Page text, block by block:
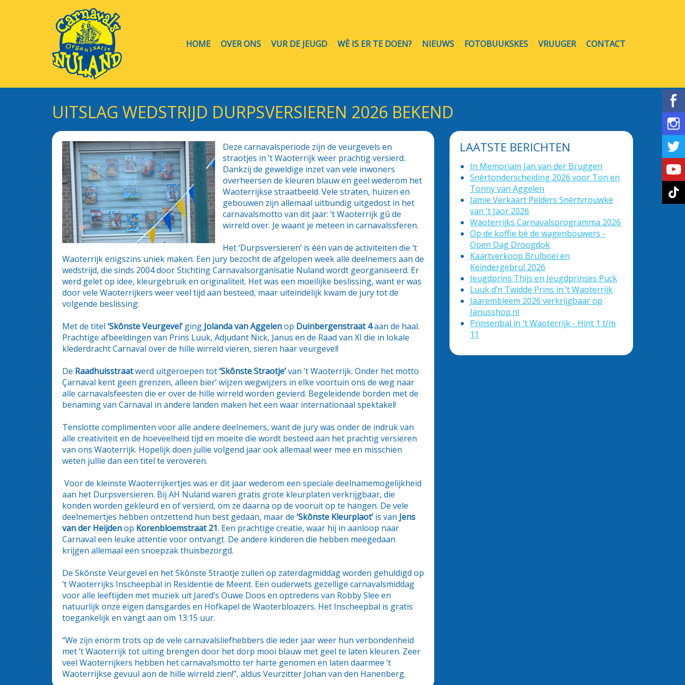
HOME OVER ONS VUR DE JEUGD WÈ IS ER TE DOEN? NIEUWS FOTOBUUKSKES VRUUGER CONTACT
UITSLAG WEDSTRIJD DURPSVERSIEREN 2026 BEKEND
Deze carnavalsperiode zijn de veurgevels en
straotjes in ’t Waoterrijk weer prachtig versierd.
Dankzij de geweldige inzet van vele inwoners
overheersen de kleuren blauw en geel wederom het
Waoterrijkse straatbeeld. Vele straten, huizen en
gebouwen zijn allemaal uitbundig uitgedost in het
carnavalsmotto van dit jaar: ’t Waoterrijk gû de
wirreld over. Je waant je meteen in carnavalssferen.
Het ‘Durpsversieren’ is één van de activiteiten die ‘t
Waoterrijk enigszins uniek maken. Een jury bezocht de afgelopen week alle deelnemers aan de
wedstrijd, die sinds 2004 door Stichting Carnavalsorganisatie Nuland wordt georganiseerd. Er
werd gelet op idee, kleurgebruik en originaliteit. Het was een moeilijke beslissing, want er was
door vele Waoterrijkers weer veel tijd aan besteed, maar uiteindelijk kwam de jury tot de
volgende beslissing:
Met de titel ‘Skônste Veurgevel’ ging Jolanda van Aggelenop Duinbergenstraat 4aan de haal.
Prachtige afbeeldingen van Prins Luuk, Adjudant Nick, Janus en de Raad van XI die in lokale
klederdracht Carnaval over de hille wirreld vieren, sieren haar veurgevel!
De Raadhuisstraatwerd uitgeroepen tot‘Skônste Straotje’van ’t Waoterrijk. Onder het motto
Çarnaval kent geen grenzen, alleen bier’ wijzen wegwijzers in elke voortuin ons de weg naar
alle carnavalsfeesten die er over de hille wirreld worden gevierd. Begeleidende borden met de
benaming van Carnaval in andere landen maken het een waar internationaal spektakel!
Tenslotte complimenten voor alle andere deelnemers, want de jury was onder de indruk van
alle creativiteit en de hoeveelheid tijd en moeite die wordt besteed aan het prachtig versieren
van ons Waoterrijk. Hopelijk doen jullie volgend jaar ook allemaal weer mee en misschien
weten jullie dan een titel te veroveren.
Voor de kleinste Waoterrijkertjes was er dit jaar wederom een speciale deelnamemogelijkheid
aan het Durpsversieren. Bij AH Nuland waren gratis grote kleurplaten verkrijgbaar, die
konden worden gekleurd en of versierd, om ze daarna op de vooruit op te hangen. De vele
deelnemertjes hebben ontzettend hun best gedaan, maar de ‘Skônste Kleurplaot’ is van Jens
van der Heijdenop Korenbloemstraat 21. Een prachtige creatie, waar hij in aanloop naar
Carnaval een leuke attentie voor ontvangt. De andere kinderen die hebben meegedaan
krijgen allemaal een snoepzak thuisbezorgd.
De Skônste Veurgevel en het Skônste Straotje zullen op zaterdagmiddag worden gehuldigd op
’t Waoterrijks Inscheepbal in Residentie de Meent. Een ouderwets gezellige carnavalsmiddag
voor alle leeftijden met muziek uit Jared’s Ouwe Doos en optredens van Robby Slee en
natuurlijk onze eigen dansgardes en Hofkapel de Waoterbloazers. Het Inscheepbal is gratis
toegankelijk en vangt aan om 13:15 uur.
“We zijn enorm trots op de vele carnavalsliefhebbers die ieder jaar weer hun verbondenheid
met ’t Waoterrijk tot uiting brengen door het dorp mooi blauw met geel te laten kleuren. Zeer
veel Waoterrijkers hebben het carnavalsmotto ter harte genomen en laten daarmee ‘t
Waoterrijkse gevuul aon de hille wirreld zien!”, aldus Veurzitter Johan van den Hanenberg.
LAATSTE BERICHTEN
In Memoriam Jan van der Bruggen
Snèrtonderscheiding 2026 voor Ton en
Tonny van Aggelen
Jamie Verkaart Pelders Snèrtvrouwke
van 't Jaor 2026
Waoterrijks Carnavalsprogramma 2026
Op de koffie bè de wagenbouwers -
Open Dag Droogdok
Kaartverkoop Brulboei en
Keindergebrul 2026
Jeugdprins Thijs en Jeugdprinses Puck
Luuk d’n Twidde Prins in ’t Waoterrijk
Jaarembleem 2026 verkrijgbaar op
Janusshop.nl
Prinsenbal in 't Waoterrijk - Hint 1 t/m
11